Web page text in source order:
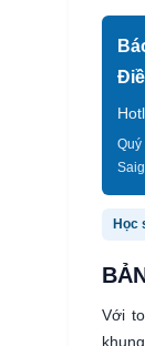
Quý
Học
Với